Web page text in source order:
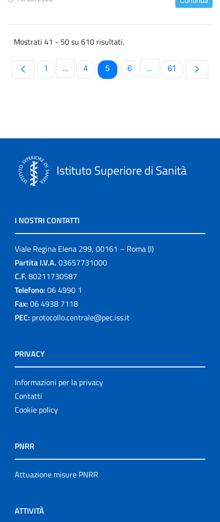
Mostrati 41 - 50 su 610 risultati.
Pagina
1 ...Pagine intermedie Use TAB to navigate.
Pagina
4 Pagina
5 Pagina
6 ...Pagine intermedie
Pagina
61
Istituto Superiore di Sanità
I NOSTRI CONTATTI
Viale Regina Elena 299, 00161 – Roma (I)
Partita I.V.A. 03657731000
C.F. 80211730587
Telefono: 06 4990 1
Fax: 06 4938 7118
PEC: protocollo.centrale@pec.iss.it
PRIVACY
Informazioni per la privacy
Contatti
Cookie policy
PNRR
Attuazione misure PNRR
ATTIVITÀ